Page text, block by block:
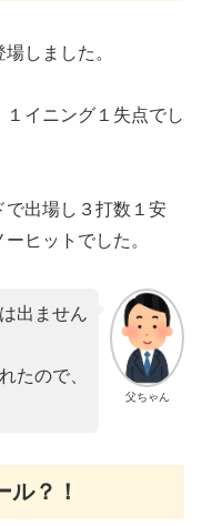
しました。
イニング１失点でし
で出場し３打数１安
ヒットでした。
父ちゃん
出ません
たので、
？！